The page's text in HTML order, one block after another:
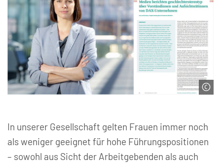
In unserer Gesellschaft gelten Frauen immer noch
als weniger geeignet für hohe Führungspositionen
– sowohl aus Sicht der Arbeitgebenden als auch